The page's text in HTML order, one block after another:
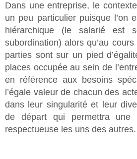
Dans une entreprise, le
un peu particulier puisque l’on
hiérarchique (le salarié est
subordination) alors qu’au
parties sont sur un pied
places occupée au sein de
en référence aux besoins
l’égale valeur de chacun des
dans leur singularité et leur
de départ qui permettra une
respectueuse les uns des autres.